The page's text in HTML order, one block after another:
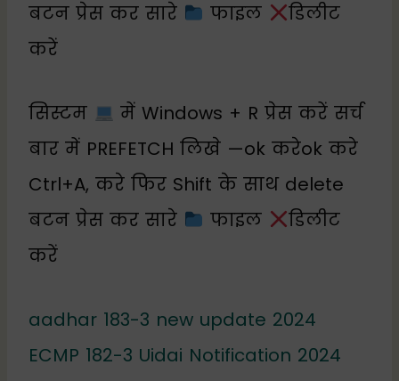
बटन प्रेस कर सारे
फाइल
डिलीट
करें
सिस्टम
में Windows + R प्रेस करें सर्च
बार में PREFETCH लिखे —ok करेok करे
Ctrl+A, करे फिर Shift के साथ delete
बटन प्रेस कर सारे
फाइल
डिलीट
करें
aadhar 183-3 new update 2024
ECMP 182-3 Uidai Notification 2024